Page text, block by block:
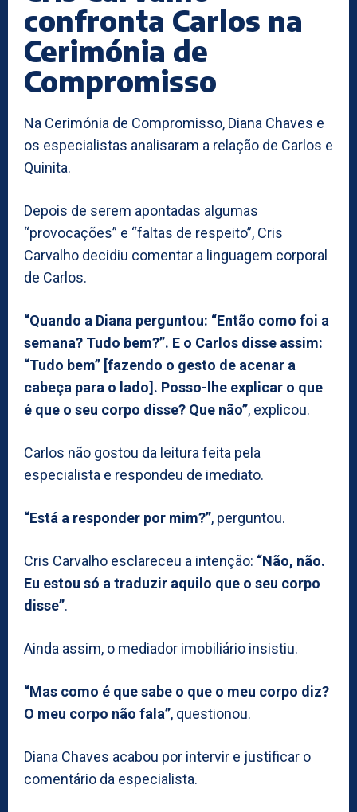
confronta Carlos na
Cerimónia de
Compromisso
Na Cerimónia de Compromisso, Diana Chaves e
os especialistas analisaram a relação de Carlos e
Quinita.
Depois de serem apontadas algumas
“provocações” e “faltas de respeito”, Cris
Carvalho decidiu comentar a linguagem corporal
de Carlos.
“Quando a Diana perguntou: “Então como foi a
semana? Tudo bem?”. E o Carlos disse assim:
“Tudo bem” [fazendo o gesto de acenar a
cabeça para o lado]. Posso-lhe explicar o que
é que o seu corpo disse? Que não”, explicou.
Carlos não gostou da leitura feita pela
especialista e respondeu de imediato.
“Está a responder por mim?”, perguntou.
Cris Carvalho esclareceu a intenção: “Não, não.
Eu estou só a traduzir aquilo que o seu corpo
disse”.
Ainda assim, o mediador imobiliário insistiu.
“Mas como é que sabe o que o meu corpo diz?
O meu corpo não fala”, questionou.
Diana Chaves acabou por intervir e justificar o
comentário da especialista.